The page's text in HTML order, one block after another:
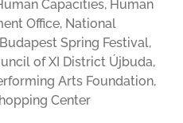
Capacities, Human
Office, National
Spring Festival,
of XI District Újbuda,
Arts Foundation,
Center